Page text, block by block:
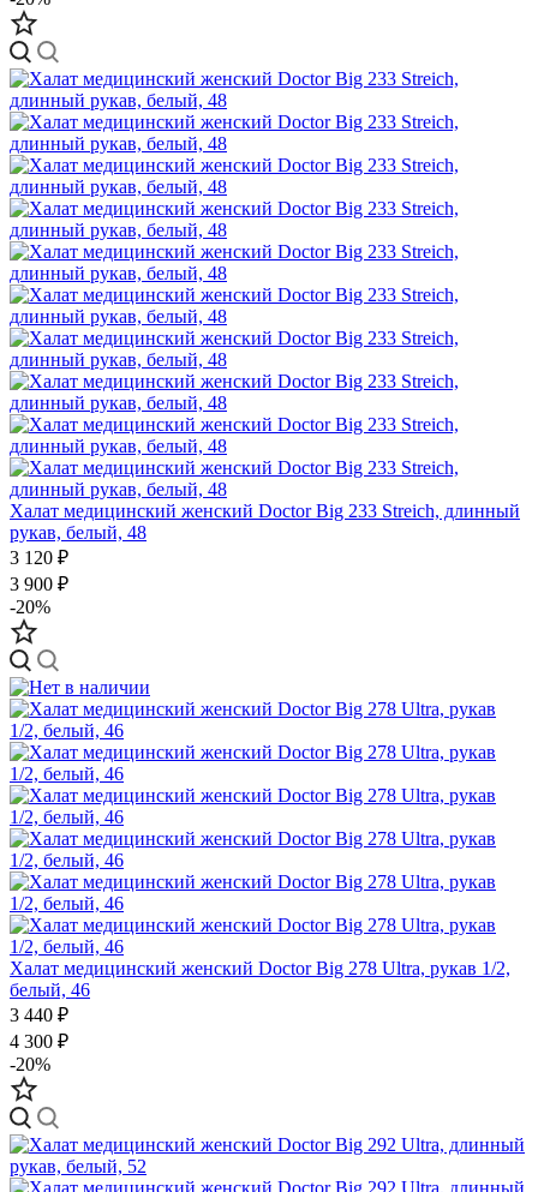
Халат медицинский женский Doctor Big 233 Streich, длинный
рукав, белый, 48
3 120 ₽
3 900 ₽
-20%
Халат медицинский женский Doctor Big 278 Ultra, рукав 1/2,
белый, 46
3 440 ₽
4 300 ₽
-20%